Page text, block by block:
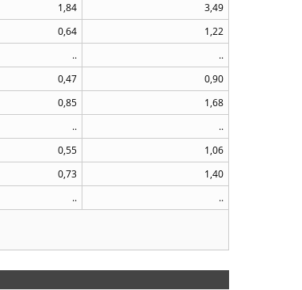
1,84
3,49
0,64
1,22
..
..
0,47
0,90
0,85
1,68
..
..
0,55
1,06
0,73
1,40
..
..